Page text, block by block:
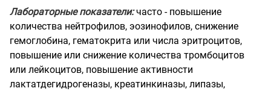
Лабораторные показатели:часто - повышение
количества нейтрофилов, эозинофилов, снижение
гемоглобина, гематокрита или числа эритроцитов,
повышение или снижение количества тромбоцитов
или лейкоцитов, повышение активности
лактатдегидрогеназы, креатинкиназы, липазы,